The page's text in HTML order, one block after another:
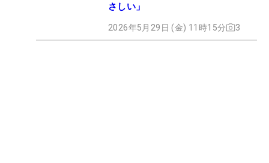
さしい」
2026年5月29日 (金) 11時15分 3